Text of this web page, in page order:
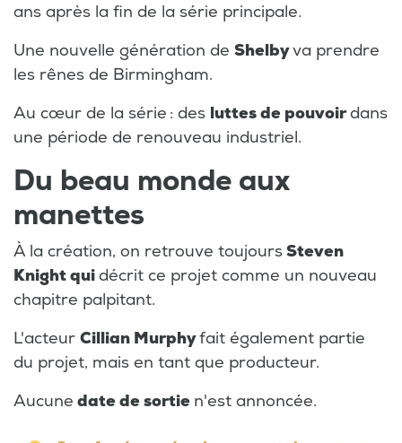
ans après la fin de la série principale.
Une nouvelle génération de Shelbyva prendre
les rênes de Birmingham.
Au cœur de la série : des luttes de pouvoirdans
une période de renouveau industriel.
Du beau monde aux
manettes
À la création, on retrouve toujoursSteven
Knight quidécrit ce projet comme un nouveau
chapitre palpitant.
L'acteur Cillian Murphyfait également partie
du projet, mais en tant que producteur.
Aucune date de sortie n'est annoncée.